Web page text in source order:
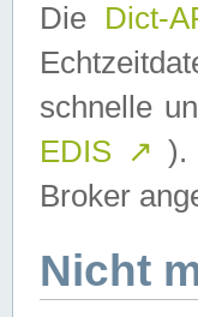
Die Dict-
schnelle
EDIS ↗ ).
Broker
Nicht